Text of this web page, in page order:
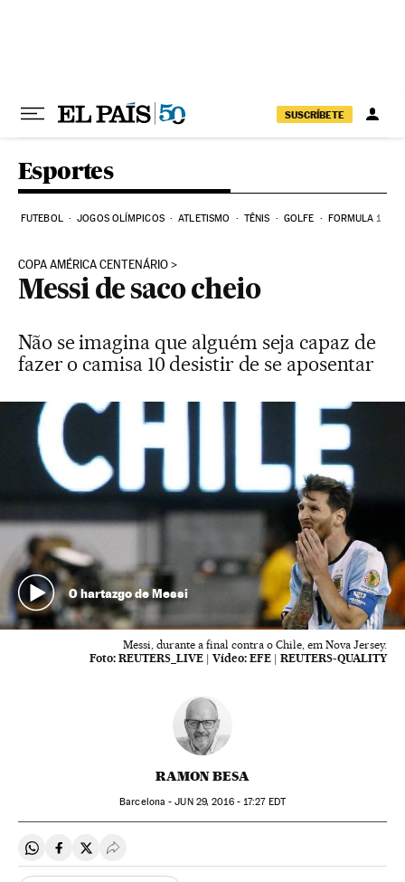
SUSCRÍBETE
Esportes
FUTEBOL JOGOS OLÍMPICOS ATLETISMO TÊNIS GOLFE FORMULA 1
COPA AMÉRICA CENTENÁRIO
Messi de saco cheio
Não se imagina que alguém seja capaz de
fazer o camisa 10 desistir de se aposentar
O hartazgo de Messi
Messi, durante a final contra o Chile, em Nova Jersey.
Foto: REUTERS_LIVE | Vídeo: EFE | REUTERS-QUALITY
RAMON BESA
Barcelona -JUN29, 2016 - 17:27EDT
Compartir en Whatsapp
Compartir en Facebook
Compartir en Twitter
Desplegar Redes Sociales